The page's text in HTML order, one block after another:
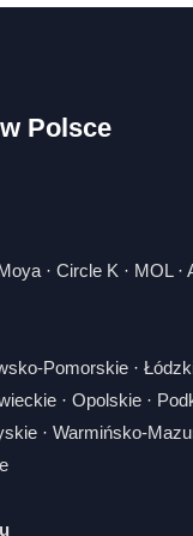
Polsce
· Circle K · MOL·
Pomorskie ·
· Opolskie ·
· Warmińsko-